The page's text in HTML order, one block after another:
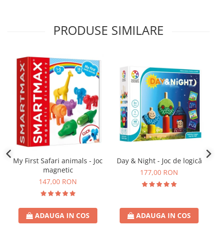
PRODUSE SIMILARE
My First Safari animals - Joc
magnetic
147,00 RON
ADAUGA IN COS
Day & Night - Joc de logică
177,00 RON
ADAUGA IN COS